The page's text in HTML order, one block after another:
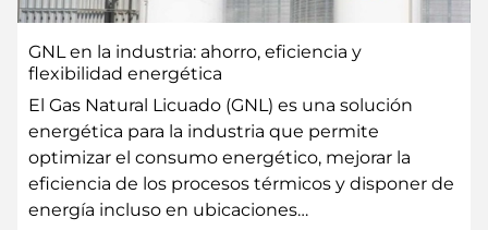
GNL en la industria: ahorro, eficiencia y
flexibilidad energética
El Gas Natural Licuado (GNL) es una solución
energética para la industria que permite
optimizar el consumo energético, mejorar la
eficiencia de los procesos térmicos y disponer de
energía incluso en ubicaciones…